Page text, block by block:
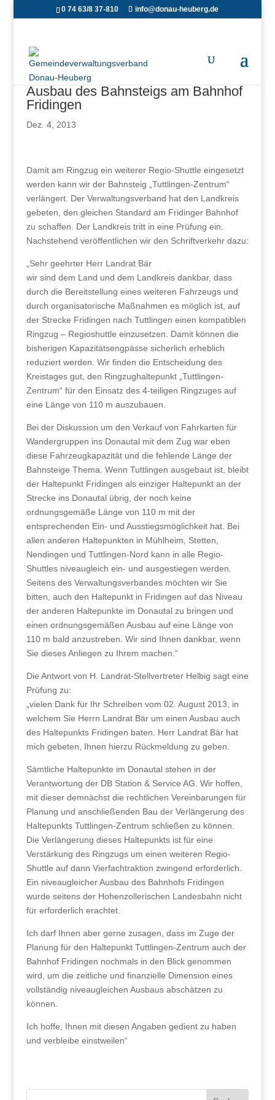
0 74 63/8 37-810 info@donau-heuberg.de
Ausbau des Bahnsteigs am Bahnhof
Fridingen
Dez. 4, 2013
Damit am Ringzug ein weiterer Regio-Shuttle eingesetzt
werden kann wir der Bahnsteig „Tuttlingen-Zentrum“
verlängert. Der Verwaltungsverband hat den Landkreis
gebeten, den gleichen Standard am Fridinger Bahnhof
zu schaffen. Der Landkreis tritt in eine Prüfung ein.
Nachstehend veröffentlichen wir den Schriftverkehr dazu:
„Sehr geehrter Herr Landrat Bär
wir sind dem Land und dem Landkreis dankbar, dass
durch die Bereitstellung eines weiteren Fahrzeugs und
durch organisatorische Maßnahmen es möglich ist, auf
der Strecke Fridingen nach Tuttlingen einen kompatiblen
Ringzug – Regioshuttle einzusetzen. Damit können die
bisherigen Kapazitätsengpässe sicherlich erheblich
reduziert werden. Wir finden die Entscheidung des
Kreistages gut, den Ringzughaltepunkt „Tuttlingen-
Zentrum“ für den Einsatz des 4-teiligen Ringzuges auf
eine Länge von 110 m auszubauen.
Bei der Diskussion um den Verkauf von Fahrkarten für
Wandergruppen ins Donautal mit dem Zug war eben
diese Fahrzeugkapazität und die fehlende Länge der
Bahnsteige Thema. Wenn Tuttlingen ausgebaut ist, bleibt
der Haltepunkt Fridingen als einziger Haltepunkt an der
Strecke ins Donautal übrig, der noch keine
ordnungsgemäße Länge von 110 m mit der
entsprechenden Ein- und Ausstiegsmöglichkeit hat. Bei
allen anderen Haltepunkten in Mühlheim, Stetten,
Nendingen und Tuttlingen-Nord kann in alle Regio-
Shuttles niveaugleich ein- und ausgestiegen werden.
Seitens des Verwaltungsverbandes möchten wir Sie
bitten, auch den Haltepunkt in Fridingen auf das Niveau
der anderen Haltepunkte im Donautal zu bringen und
einen ordnungsgemäßen Ausbau auf eine Länge von
110 m bald anzustreben. Wir sind Ihnen dankbar, wenn
Sie dieses Anliegen zu Ihrem machen.“
Die Antwort von H. Landrat-Stellvertreter Helbig sagt eine
Prüfung zu:
„vielen Dank für Ihr Schreiben vom 02. August 2013, in
welchem Sie Herrn Landrat Bär um einen Ausbau auch
des Haltepunkts Fridingen baten. Herr Landrat Bär hat
mich gebeten, Ihnen hierzu Rückmeldung zu geben.
Sämtliche Haltepunkte im Donautal stehen in der
Verantwortung der DB Station & Service AG. Wir hoffen,
mit dieser demnächst die rechtlichen Vereinbarungen für
Planung und anschließenden Bau der Verlängerung des
Haltepunkts Tuttlingen-Zentrum schließen zu können.
Die Verlängerung dieses Haltepunkts ist für eine
Verstärkung des Ringzugs um einen weiteren Regio-
Shuttle auf dann Vierfachtraktion zwingend erforderlich.
Ein niveaugleicher Ausbau des Bahnhofs Fridingen
wurde seitens der Hohenzollerischen Landesbahn nicht
für erforderlich erachtet.
Ich darf Ihnen aber gerne zusagen, dass im Zuge der
Planung für den Haltepunkt Tuttlingen-Zentrum auch der
Bahnhof Fridingen nochmals in den Blick genommen
wird, um die zeitliche und finanzielle Dimension eines
vollständig niveaugleichen Ausbaus abschätzen zu
können.
Ich hoffe, Ihnen mit diesen Angaben gedient zu haben
und verbleibe einstweilen“